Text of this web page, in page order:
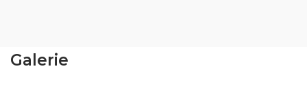
Galerie